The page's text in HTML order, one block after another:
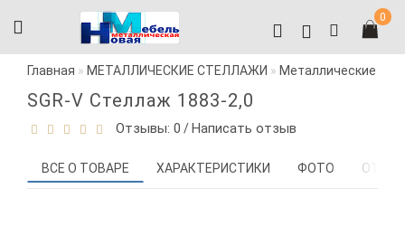
0
Главная МЕТАЛЛИЧЕСКИЕ СТЕЛЛАЖИ Металлические
SGR-V Стеллаж 1883-2,0
Отзывы: 0 /Написать отзыв
ВСЕ О ТОВАРЕ ХАРАКТЕРИСТИКИ ФОТО